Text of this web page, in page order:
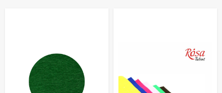
Купить фетровые листы в Киеве и Украине
– ассортимент и особенности